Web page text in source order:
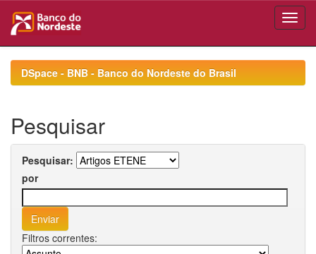
navigationDSpace - BNB - Banco do Nordeste do Brasil
Pesquisar
Pesquisar:
por
Filtros correntes: